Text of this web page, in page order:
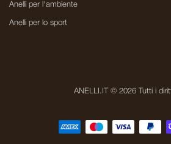
Anelli per l'ambiente
Anelli per lo sport
ANELLI.IT © 2026 Tutti i